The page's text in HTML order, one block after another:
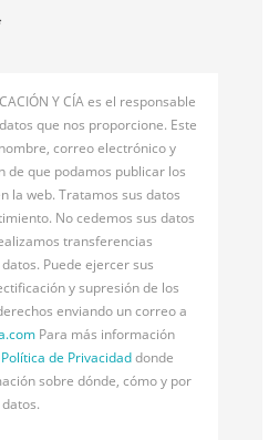
Y CÍA es el responsable
que nos proporcione. Este
correo electrónico y
de que podamos publicar los
la web. Tratamos sus datos
No cedemos sus datos
transferencias
Puede ejercer sus
y supresión de los
enviando un correo a
Para más información
Política de Privacidaddonde
sobre dónde, cómo y por